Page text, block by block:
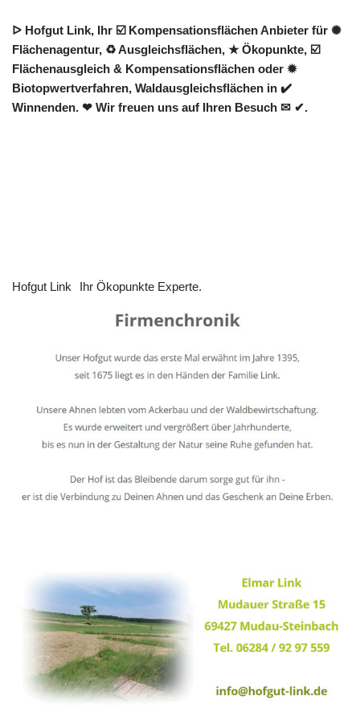
ᐅ Hofgut Link, Ihr ☑️ Kompensationsflächen Anbieter für ✺
Flächenagentur, ♻ Ausgleichsflächen, ★ Ökopunkte, ☑️
Flächenausgleich & Kompensationsflächen oder ✹
Biotopwertverfahren, Waldausgleichsflächen in ✔️
Winnenden. ❤ Wir freuen uns auf Ihren Besuch ✉ ✔.
Hofgut Link Ihr Ökopunkte Experte.